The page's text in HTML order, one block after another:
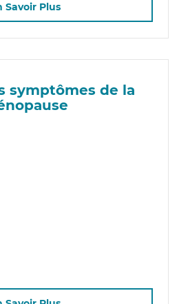
Savoir Plus
symptômes de la